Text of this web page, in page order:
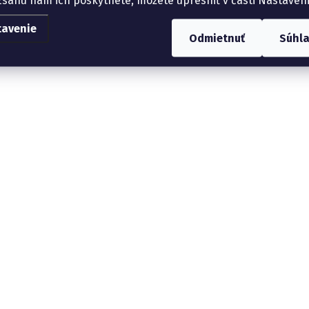
Odmietnuť